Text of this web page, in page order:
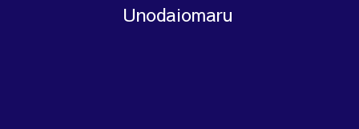
Unodaiomaru